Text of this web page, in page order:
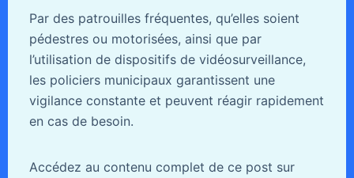
Par des patrouilles fréquentes, qu’elles soient
pédestres ou motorisées, ainsi que par
l’utilisation de dispositifs de vidéosurveillance,
les policiers municipaux garantissent une
vigilance constante et peuvent réagir rapidement
en cas de besoin.
Accédez au contenu complet de ce post sur